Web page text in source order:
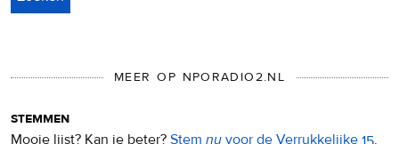
MEER OP NPORADIO2.NL
stemmen
Mooie lijst? Kan ie beter? Stem nu voor de Verrukkelijke 15.